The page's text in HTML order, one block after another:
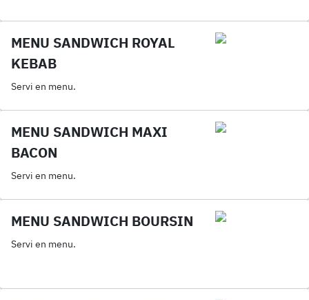
MENU SANDWICH ROYAL
KEBAB
Servi en menu.
MENU SANDWICH MAXI
BACON
Servi en menu.
MENU SANDWICH BOURSIN
Servi en menu.